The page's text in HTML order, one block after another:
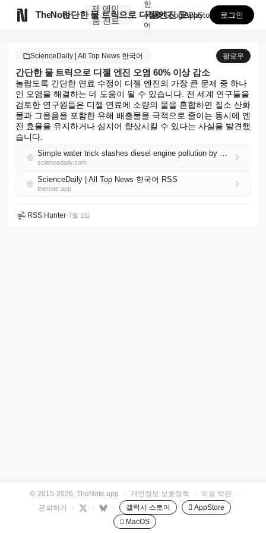
TheNote
제
품
에이
전트
간단한 물 트릭으로 디젤 엔진 오염 60% 이상 감소
한
국
어
GooglePlay
AppStore 로그인
ScienceDaily | All Top News 한국어 팔로우
간단한 물 트릭으로 디젤 엔진 오염 60% 이상 감소
놀랍도록 간단한 연료 수정이 디젤 엔진의 가장 큰 문제 중 하나
인 오염을 해결하는 데 도움이 될 수 있습니다. 전 세계 연구들을
검토한 연구원들은 디젤 연료에 소량의 물을 혼합하면 질소 산화
물과 그을음을 포함한 유해 배출물을 극적으로 줄이는 동시에 엔
진 효율을 유지하거나 심지어 향상시킬 수 있다는 사실을 발견했
습니다.
Simple water trick slashes diesel engine pollution by over 60%
sciencedaily.com
ScienceDaily | All Top News 한국어 RSS
thenote.app
RSS Hunter•7월 1일
© 2015-2026, TheNote.app · 개인정보 보호정책 · 이용 약관
·
문의하기
· · · 갤럭시 스토어
 AppStore
 MacOS